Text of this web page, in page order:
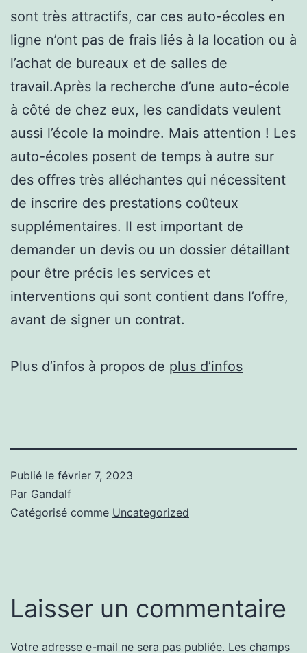
sont très attractifs, car ces auto-écoles en
ligne n’ont pas de frais liés à la location ou à
l’achat de bureaux et de salles de
travail.Après la recherche d’une auto-école
à côté de chez eux, les candidats veulent
aussi l’école la moindre. Mais attention ! Les
auto-écoles posent de temps à autre sur
des offres très alléchantes qui nécessitent
de inscrire des prestations coûteux
supplémentaires. Il est important de
demander un devis ou un dossier détaillant
pour être précis les services et
interventions qui sont contient dans l’offre,
avant de signer un contrat.
Plus d’infos à propos de plus d’infos
Publié le février 7, 2023
Par Gandalf
Catégorisé comme Uncategorized
Laisser un commentaire
Votre adresse e-mail ne sera pas publiée. Les champs